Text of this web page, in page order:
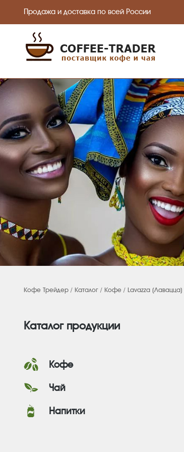
Продажа и доставка по всей России
Кофе Трейдер / Каталог / Кофе / Lavazza (Лавацца)
Каталог продукции
Кофе
Чай
Напитки